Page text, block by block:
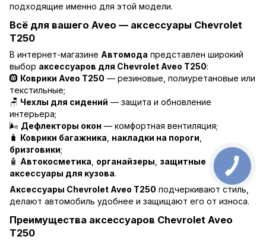
подходящие именно для этой модели.
Всё для вашего Aveo — аксессуары Chevrolet
T250
В интернет-магазине Автомода представлен широкий
выбор аксессуаров для Chevrolet Aveo T250:
🛞 Коврики Aveo T250 — резиновые, полиуретановые или
текстильные;
🪑 Чехлы для сидений — защита и обновление
интерьера;
🌬️ Дефлекторы окон — комфортная вентиляция;
🧳 Коврики багажника накладки на пороги
бризговики;
🧴 Автокосметика органайзеры защитные
аксессуары для кузова.
Аксессуары Chevrolet Aveo T250 подчеркивают стиль,
делают автомобиль удобнее и защищают его от износа.
Преимущества аксессуаров Chevrolet Aveo
T250